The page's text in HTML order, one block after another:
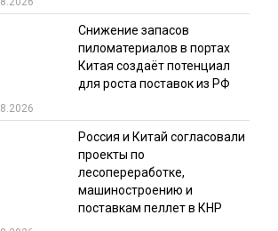
Снижение запасов
пиломатериалов в портах
Китая создаёт потенциал
для роста поставок из РФ
Россия и Китай согласовали
проекты по
лесопереработке,
машиностроению и
поставкам пеллет в КНР